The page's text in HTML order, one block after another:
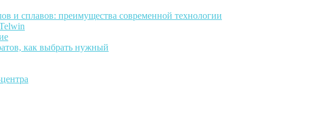
и сплавов: преимущества современной технологии
как выбрать нужный